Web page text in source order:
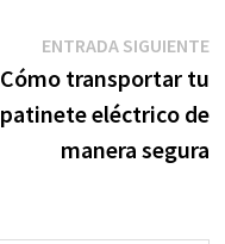
ENTRADA SIGUIENTE
Cómo transportar tu
patinete eléctrico de
manera segura